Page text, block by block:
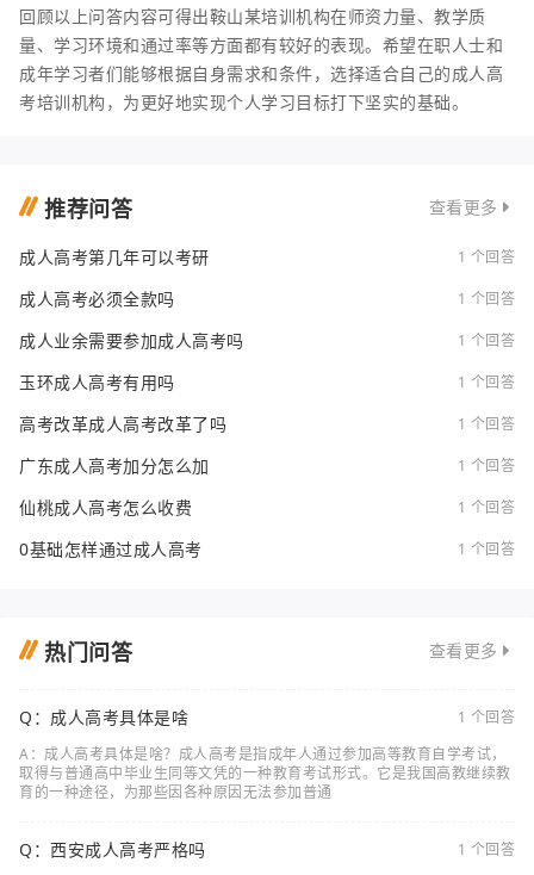
回顾以上问答内容可得出鞍山某培训机构在师资力量、教学质
量、学习环境和通过率等方面都有较好的表现。希望在职人士和
成年学习者们能够根据自身需求和条件，选择适合自己的成人高
考培训机构，为更好地实现个人学习目标打下坚实的基础。
推荐问答 查看更多
成人高考第几年可以考研 1 个回答
成人高考必须全款吗 1 个回答
成人业余需要参加成人高考吗 1 个回答
玉环成人高考有用吗 1 个回答
高考改革成人高考改革了吗 1 个回答
广东成人高考加分怎么加 1 个回答
仙桃成人高考怎么收费 1 个回答
0基础怎样通过成人高考 1 个回答
热门问答 查看更多
Q：成人高考具体是啥
1 个回答
A：成人高考具体是啥？成人高考是指成年人通过参加高等教育自学考试，
取得与普通高中毕业生同等文凭的一种教育考试形式。它是我国高教继续教
育的一种途径，为那些因各种原因无法参加普通
Q：西安成人高考严格吗
1 个回答